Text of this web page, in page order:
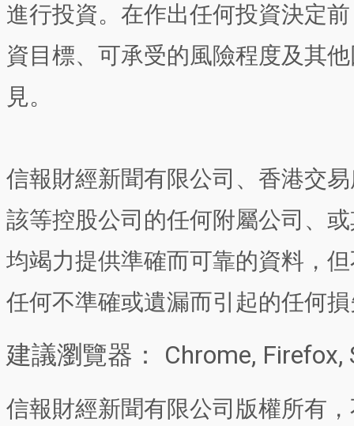
進行投資。在作出任何投資決定
資目標、可承受的風險程度及其
見。
信報財經新聞有限公司、香港交
該等控股公司的任何附屬公司、
均竭力提供準確而可靠的資料，
任何不準確或遺漏而引起的任何
建議瀏覽器： Chrome, Firefox,
信報財經新聞有限公司版權所有